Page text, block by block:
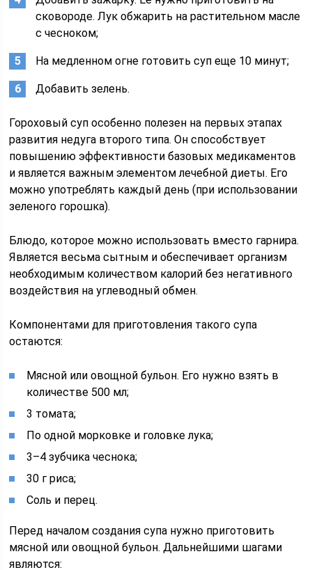
сковороде. Лук обжарить на растительном масле
с чесноком;
На медленном огне готовить суп еще 10 минут;
Добавить зелень.
Гороховый суп особенно полезен на первых этапах
развития недуга второго типа. Он способствует
повышению эффективности базовых медикаментов
и является важным элементом лечебной диеты. Его
можно употреблять каждый день (при использовании
зеленого горошка).
Блюдо, которое можно использовать вместо гарнира.
Является весьма сытным и обеспечивает организм
необходимым количеством калорий без негативного
воздействия на углеводный обмен.
Компонентами для приготовления такого супа
остаются:
Мясной или овощной бульон. Его нужно взять в
количестве 500 мл;
3 томата;
По одной морковке и головке лука;
3–4 зубчика чеснока;
30 г риса;
Соль и перец.
Перед началом создания супа нужно приготовить
мясной или овощной бульон. Дальнейшими шагами
являются: